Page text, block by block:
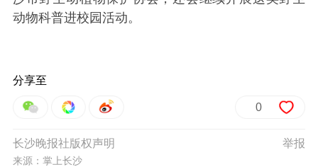
动物科普进校园活动。
分享至
0
举报
长沙晚报社版权声明
来源：掌上长沙